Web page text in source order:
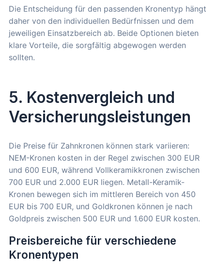
Die Entscheidung für den passenden Kronentyp hängt
daher von den individuellen Bedürfnissen und dem
jeweiligen Einsatzbereich ab. Beide Optionen bieten
klare Vorteile, die sorgfältig abgewogen werden
sollten.
5. Kostenvergleich und
Versicherungsleistungen
Die Preise für Zahnkronen können stark variieren:
NEM-Kronen kosten in der Regel zwischen 300 EUR
und 600 EUR, während Vollkeramikkronen zwischen
700 EUR und 2.000 EUR liegen. Metall-Keramik-
Kronen bewegen sich im mittleren Bereich von 450
EUR bis 700 EUR, und Goldkronen können je nach
Goldpreis zwischen 500 EUR und 1.600 EUR kosten.
Preisbereiche für verschiedene
Kronentypen